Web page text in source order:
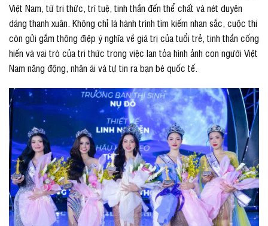
Việt Nam, từ tri thức, trí tuệ, tinh thần đến thể chất và nét duyên
dáng thanh xuân. Không chỉ là hành trình tìm kiếm nhan sắc, cuộc thi
còn gửi gắm thông điệp ý nghĩa về giá trị của tuổi trẻ, tinh thần cống
hiến và vai trò của tri thức trong việc lan tỏa hình ảnh con người Việt
Nam năng động, nhân ái và tự tin ra bạn bè quốc tế.